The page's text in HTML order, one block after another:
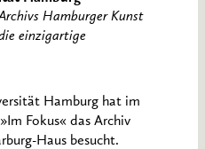
Hamburger Kunst
einzigartige
Hamburg hat im
Fokus« das Archiv
Haus besucht.